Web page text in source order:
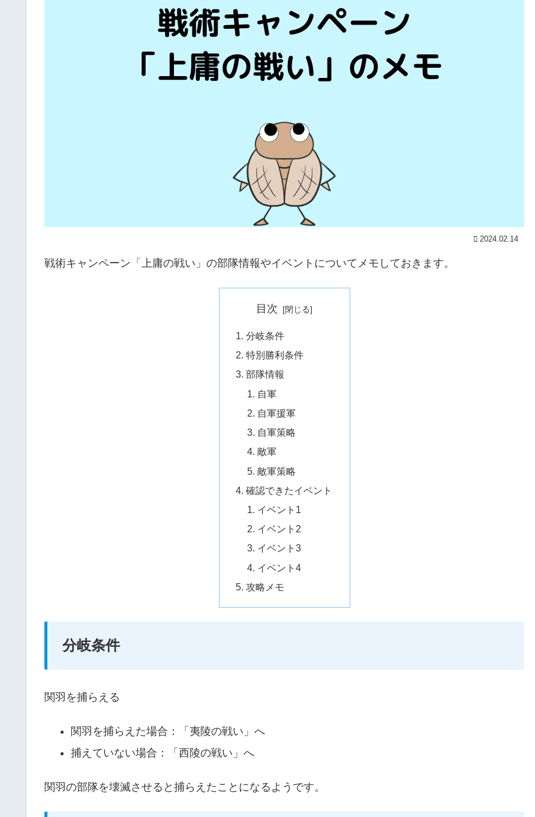
2024.02.14
戦術キャンペーン「上庸の戦い」の部隊情報やイベントについてメモしておきます。
目次
分岐条件
特別勝利条件
部隊情報
自軍
自軍援軍
自軍策略
敵軍
敵軍策略
確認できたイベント
イベント1
イベント2
イベント3
イベント4
攻略メモ
分岐条件
関羽を捕らえる
関羽を捕らえた場合：「夷陵の戦い」へ
捕えていない場合：「西陵の戦い」へ
関羽の部隊を壊滅させると捕らえたことになるようです。